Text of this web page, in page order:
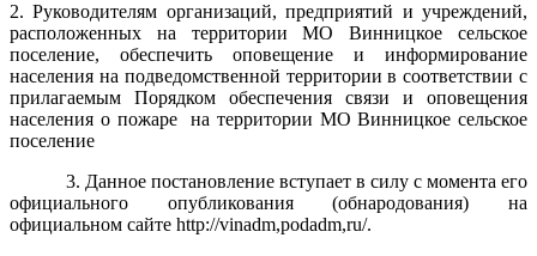
2. Руководителям организаций, предприятий и учреждений,
расположенных на территории МО Винницкое сельское
поселение, обеспечить оповещение и информирование
населения на подведомственной территории в соответствии с
прилагаемым Порядком обеспечения связи и оповещения
населения о пожаре на территории МО Винницкое сельское
поселение
3. Данное постановление вступает в силу с момента его
официального опубликования (обнародования) на
официальном сайте http://vinadm,podadm,ru/.